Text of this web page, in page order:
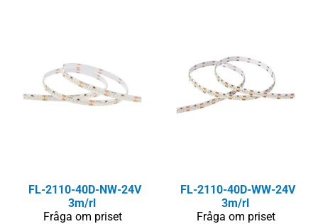
FL-2110-40D-NW-24V
3m/rl
Fråga om priset
FL-2110-40D-WW-24V
3m/rl
Fråga om priset